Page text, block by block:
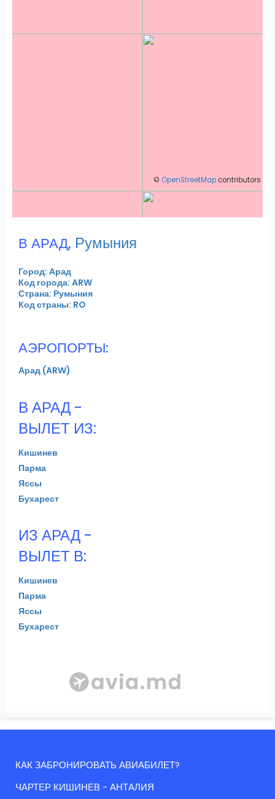
© OpenStreetMap contributors
В АРАД, Румыния
Город: Арад
Код города: ARW
Страна: Румыния
Код страны: RO
АЭРОПОРТЫ:
Арад (ARW)
В АРАД -
ВЫЛЕТ ИЗ:
Кишинев
Парма
Яссы
Бухарест
ИЗ АРАД -
ВЫЛЕТ В:
Кишинев
Парма
Яссы
Бухарест
КАК ЗАБРОНИРОВАТЬ АВИАБИЛЕТ?
ЧАРТЕР КИШИНЕВ - АНТАЛИЯ